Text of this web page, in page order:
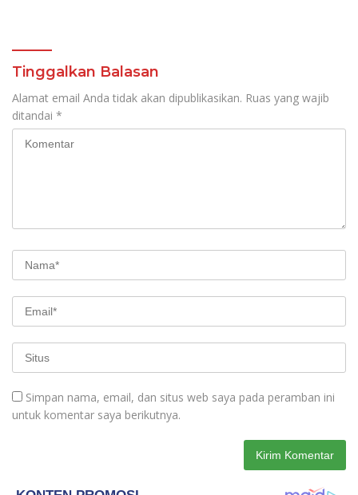
Tinggalkan Balasan
Alamat email Anda tidak akan dipublikasikan. Ruas yang wajib
ditandai *
Simpan nama, email, dan situs web saya pada peramban ini
untuk komentar saya berikutnya.